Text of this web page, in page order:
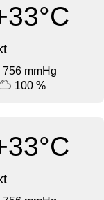
756 mmHg
100 %